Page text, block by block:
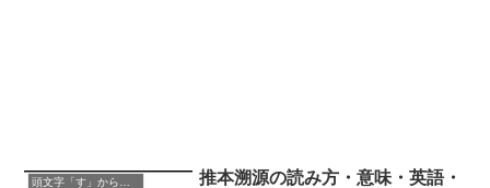
推本溯源の読み方・意味・英語・